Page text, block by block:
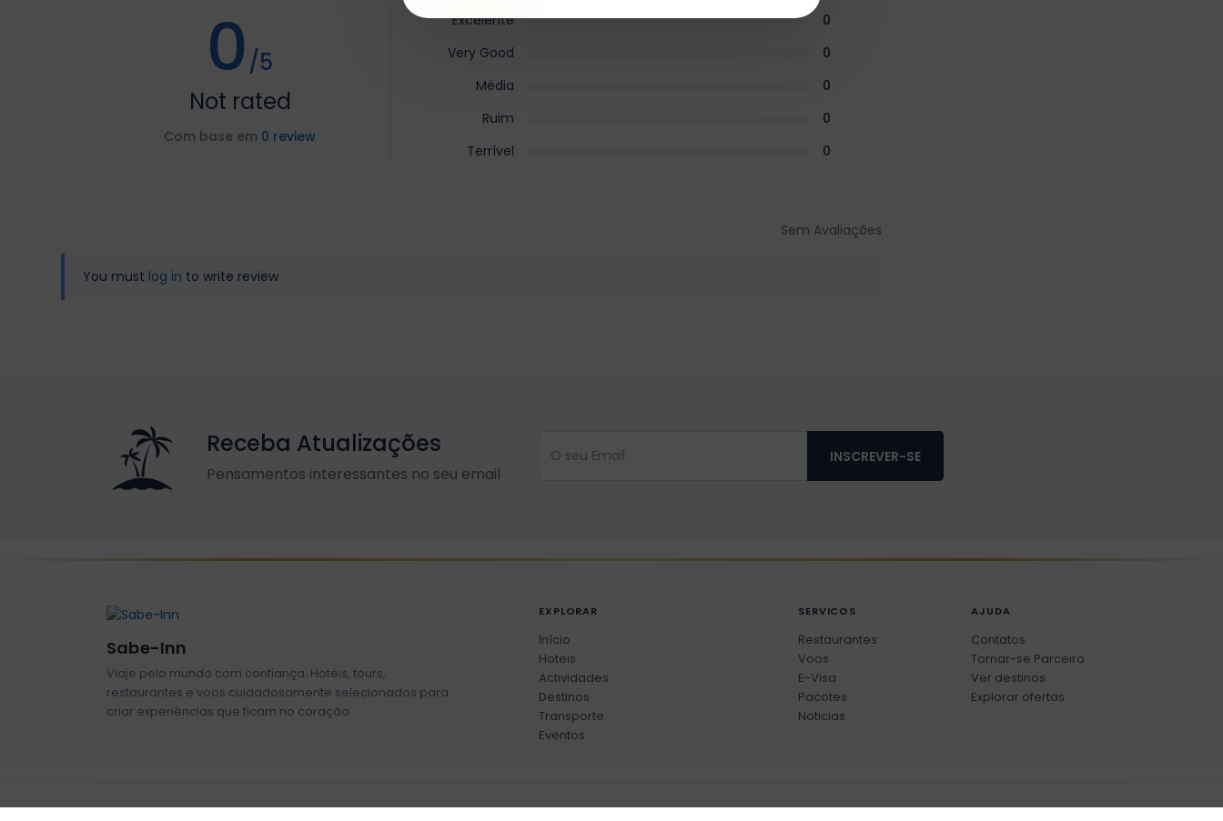
0/5
Not rated
Com base em 0 review
Excelente
0
Very Good
0
Média
0
Ruim
0
Terrível
0
Sem Avaliações
You must log in to write review
Receba Atualizações
Pensamentos interessantes no seu email
INSCREVER-SE
Sabe-Inn
Viaje pelo mundo com confiança. Hotéis, tours,
restaurantes e voos cuidadosamente selecionados para
criar experiências que ficam no coração.
EXPLORAR
Início
Hoteis
Actividades
Destinos
Transporte
Eventos
SERVICOS
Restaurantes
Voos
E-Visa
Pacotes
Noticias
AJUDA
Contatos
Tornar-se Parceiro
Ver destinos
Explorar ofertas